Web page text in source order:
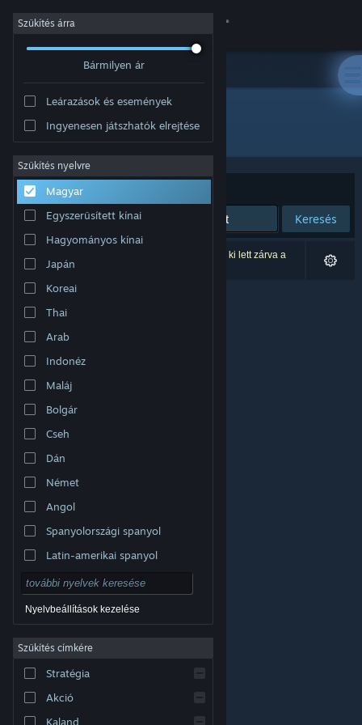
Bejelentkezés
Névjegy
Támogatás
Nyelvváltás
A Steam mobilalkalmazás beszerzése
Asztali weboldalra váltás
védjegyek jogos tulajdonosaiké az Egyesült
szabályzat
| Jogi információk
Steam előfizetői szerződés
Szűkítés árra
Bármilyen ár
Leárazások és események
Ingyenesen játszhatók elrejtése
Szűkítés nyelvre
Magyar
Egyszerűsített kínai
Hagyományos kínai
Japán
Koreai
Thai
Arab
Indonéz
Maláj
Bolgár
Cseh
Dán
Német
Angol
Spanyolországi spanyol
Latin-amerikai spanyol
Nyelvbeállítások kezelése
Szűkítés címkére
Stratégia
Akció
Kaland
Fejlesztő: 773
Rendezés Relevancia
Keresés
0 eredmény felel meg a keresésednek. 3 termék ki lett zárva a
beállításaid alapján.